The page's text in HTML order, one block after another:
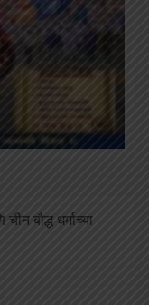
बौद्ध धर्माच्या